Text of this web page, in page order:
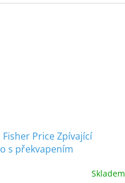
Price Zpívající
s překvapením
Skladem